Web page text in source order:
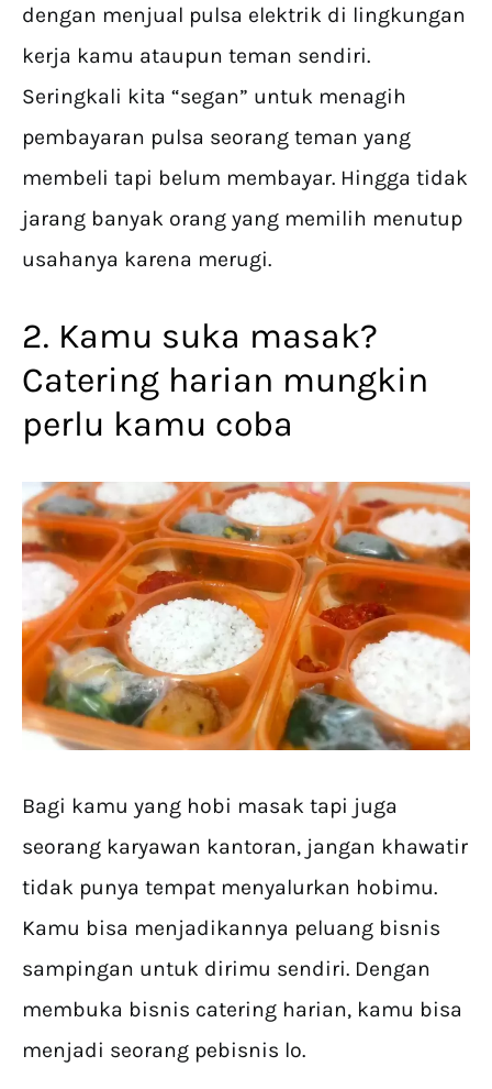
dengan menjual pulsa elektrik di lingkungan
kerja kamu ataupun teman sendiri.
Seringkali kita “segan” untuk menagih
pembayaran pulsa seorang teman yang
membeli tapi belum membayar. Hingga tidak
jarang banyak orang yang memilih menutup
usahanya karena merugi.
2. Kamu suka masak?
Catering harian mungkin
perlu kamu coba
Bagi kamu yang hobi masak tapi juga
seorang karyawan kantoran, jangan khawatir
tidak punya tempat menyalurkan hobimu.
Kamu bisa menjadikannya peluang bisnis
sampingan untuk dirimu sendiri. Dengan
membuka bisnis catering harian, kamu bisa
menjadi seorang pebisnis lo.